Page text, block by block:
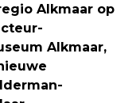
Alkmaar op
Alkmaar,